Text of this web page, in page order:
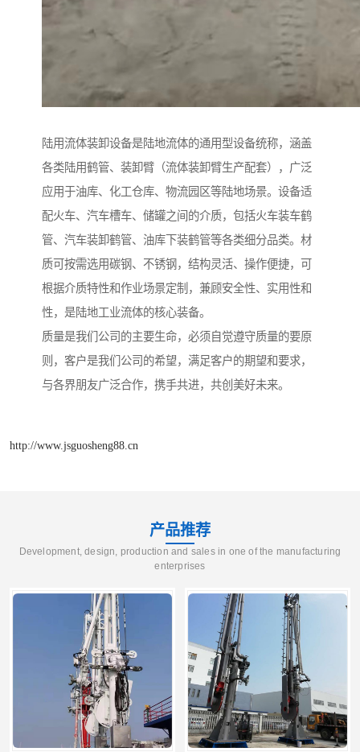
陆用流体装卸设备是陆地流体的通用型设备统称，涵盖
各类陆用鹤管、装卸臂（流体装卸臂生产配套），广泛
应用于油库、化工仓库、物流园区等陆地场景。设备适
配火车、汽车槽车、储罐之间的介质，包括火车装车鹤
管、汽车装卸鹤管、油库下装鹤管等各类细分品类。材
质可按需选用碳钢、不锈钢，结构灵活、操作便捷，可
根据介质特性和作业场景定制，兼顾安全性、实用性和
性，是陆地工业流体的核心装备。
质量是我们公司的主要生命，必须自觉遵守质量的要原
则，客户是我们公司的希望，满足客户的期望和要求，
与各界朋友广泛合作，携手共进，共创美好未来。
http://www.jsguosheng88.cn
产品推荐
Development, design, production and sales in one of the manufacturing
enterprises